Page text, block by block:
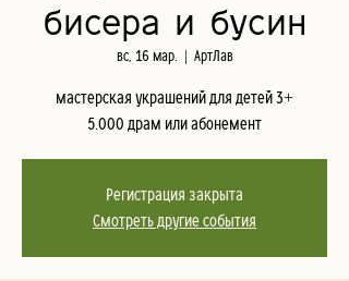
бисера и бусин
вс, 16 мар. АртЛав
мастерская украшений для детей 3+
5.000 драм или абонемент
Регистрация закрыта
Смотреть другие события